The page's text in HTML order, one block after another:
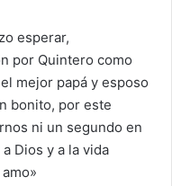
esperar,
por Quintero como
mejor papá y esposo
bonito, por este
ni un segundo en
Dios y a la vida